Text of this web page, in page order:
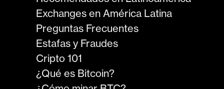
Exchanges en América Latina
Preguntas Frecuentes
Estafas y Fraudes
Cripto 101
¿Qué es Bitcoin?